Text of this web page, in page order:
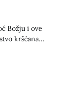
Božju i ove
kršćana…